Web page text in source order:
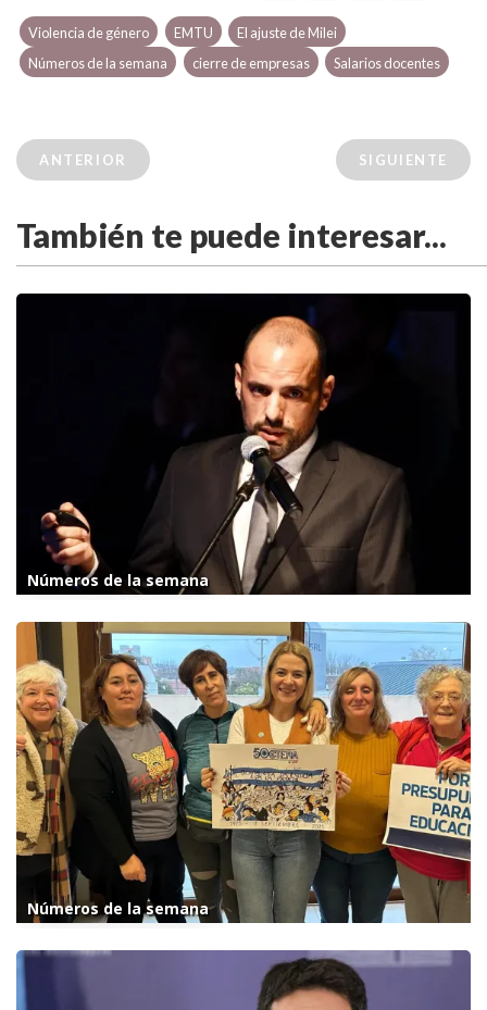
Violencia de género EMTU
El ajuste de Milei
Números de la semana
cierre de empresas Salarios docentes
ANTERIOR SIGUIENTE
También te puede interesar...
Números de la semana
Números de la semana